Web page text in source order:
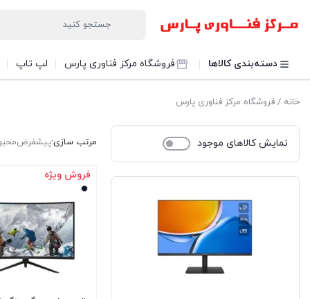
دسته‌بندی کالاها فروشگاه مرکز فناوری پارس لپ تاپ
خانه / فروشگاه مرکز فناوری پارس
نمایش کالاهای موجود مرتب سازی:پیشفرض
فروش ویژه